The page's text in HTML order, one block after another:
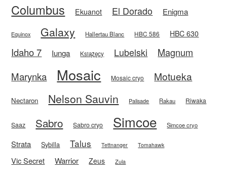
Columbus Ekuanot El Dorado Enigma
Equinox Galaxy Hallertau Blanc HBC 586 HBC 630
Idaho 7 Iunga Książęcy Lubelski
Magnum
Marynka
Mosaic Mosaic cryo Motueka
Nectaron Nelson Sauvin Palisade Rakau Riwaka
Saaz Sabro Sabro cryo Simcoe Simcoe cryo
Strata Sybilla Talus Tettnanger Tomahawk
Vic Secret Warrior Zeus Zula